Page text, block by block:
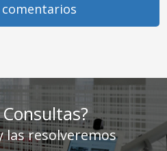
las resolveremos